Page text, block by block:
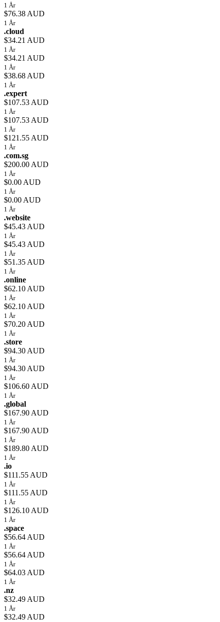
1 År
$76.38 AUD
1 År
.cloud
$34.21 AUD
1 År
$34.21 AUD
1 År
$38.68 AUD
1 År
.expert
$107.53 AUD
1 År
$107.53 AUD
1 År
$121.55 AUD
1 År
.com.sg
$200.00 AUD
1 År
$0.00 AUD
1 År
$0.00 AUD
1 År
.website
$45.43 AUD
1 År
$45.43 AUD
1 År
$51.35 AUD
1 År
.online
$62.10 AUD
1 År
$62.10 AUD
1 År
$70.20 AUD
1 År
.store
$94.30 AUD
1 År
$94.30 AUD
1 År
$106.60 AUD
1 År
.global
$167.90 AUD
1 År
$167.90 AUD
1 År
$189.80 AUD
1 År
.io
$111.55 AUD
1 År
$111.55 AUD
1 År
$126.10 AUD
1 År
.space
$56.64 AUD
1 År
$56.64 AUD
1 År
$64.03 AUD
1 År
.nz
$32.49 AUD
1 År
$32.49 AUD